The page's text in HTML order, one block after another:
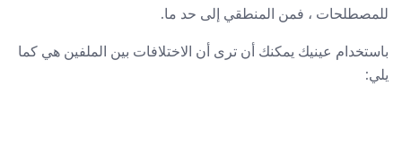
للمصطلحات ، فمن المنطقي إلى حد ما.
باستخدام عينيك يمكنك أن ترى أن الاختلافات بين الملفين هي كما
يلي: